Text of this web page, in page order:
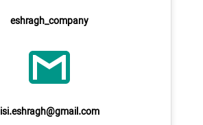
eshragh_company
isi.eshragh@gmail.com